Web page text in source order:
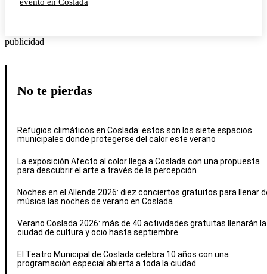
evento en Coslada
publicidad
No te pierdas
Refugios climáticos en Coslada: estos son los siete espacios
municipales donde protegerse del calor este verano
La exposición Afecto al color llega a Coslada con una propuesta
para descubrir el arte a través de la percepción
Noches en el Allende 2026: diez conciertos gratuitos para llenar
música las noches de verano en Coslada
Verano Coslada 2026: más de 40 actividades gratuitas llenarán la
ciudad de cultura y ocio hasta septiembre
El Teatro Municipal de Coslada celebra 10 años con una
programación especial abierta a toda la ciudad